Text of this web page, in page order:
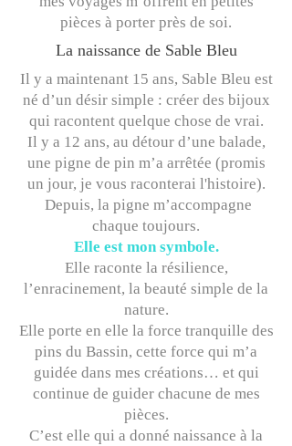
pièces à porter près de soi.
La naissance de Sable Bleu
Il y a maintenant 15 ans, Sable Bleu est
né d’un désir simple : créer des bijoux
qui racontent quelque chose de vrai.
Il y a 12 ans, au détour d’une balade,
une pigne de pin m’a arrêtée (promis
un jour, je vous raconterai l'histoire).
Depuis, la pigne m’accompagne
chaque toujours.
Elle est mon symbole.
Elle raconte la résilience,
l’enracinement, la beauté simple de la
nature.
Elle porte en elle la force tranquille des
pins du Bassin, cette force qui m’a
guidée dans mes créations… et qui
continue de guider chacune de mes
pièces.
C’est elle qui a donné naissance à la